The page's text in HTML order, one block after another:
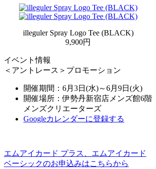
illeguler Spray Logo Tee (BLACK)
9,900円
イベント情報
＜アントレース＞プロモーション
開催期間：6月3日(水)～6月9日(火)
開催場所：伊勢丹新宿店メンズ館6階
メンズクリエーターズ
Googleカレンダーに登録する
エムアイカード プラス、エムアイカード
ベーシックのお申込みはこちらから